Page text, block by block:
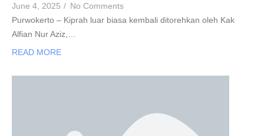
June 4, 2025 / No Comments
Purwokerto – Kiprah luar biasa kembali ditorehkan oleh Kak
Alfian Nur Aziz,…
READ MORE